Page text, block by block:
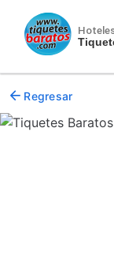
Regresar